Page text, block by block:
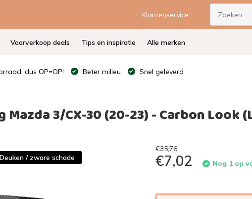
Klantenservice
Voorverkoop deals Tips en inspiratie Alle merken
dus OP=OP! Beter milieu Snel geleverd
3/CX-30 (20-23) - Carbon Look
Deuken / zware schade
€35,76
€7,02 Nog 1 op